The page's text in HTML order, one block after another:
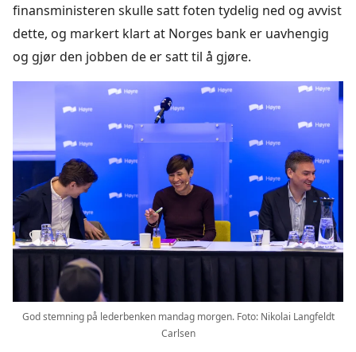
finansministeren skulle satt foten tydelig ned og avvist
dette, og markert klart at Norges bank er uavhengig
og gjør den jobben de er satt til å gjøre.
God stemning på lederbenken mandag morgen. Foto: Nikolai Langfeldt
Carlsen